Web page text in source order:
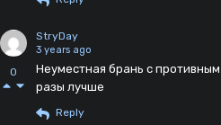
0
StryDay
3 years ago
Неуместная брань с
разы лучше
Reply